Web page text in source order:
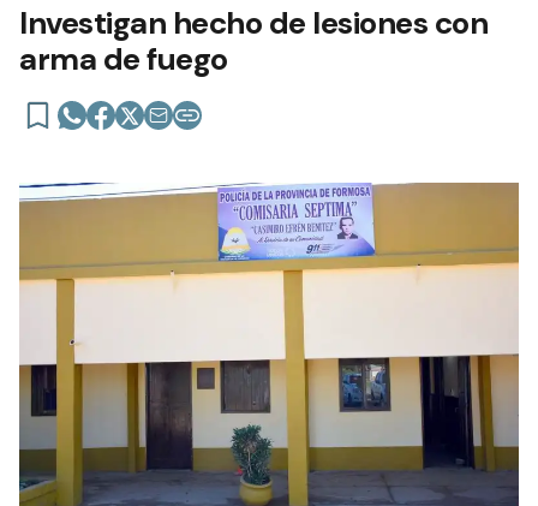
Investigan hecho de lesiones con
arma de fuego